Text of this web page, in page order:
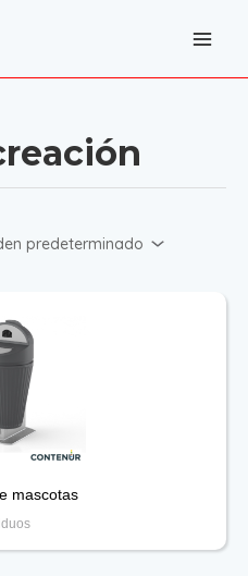
mascotas